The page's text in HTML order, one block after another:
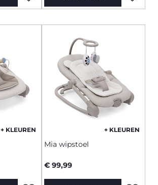
+ KLEUREN + KLEUREN
Mia wipstoel
€ 99,99